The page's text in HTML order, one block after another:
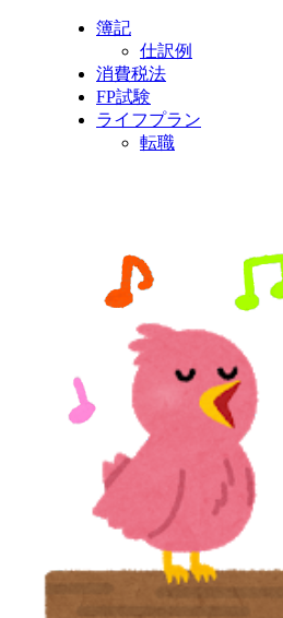
簿記
仕訳例
消費税法
FP試験
ライフプラン
転職